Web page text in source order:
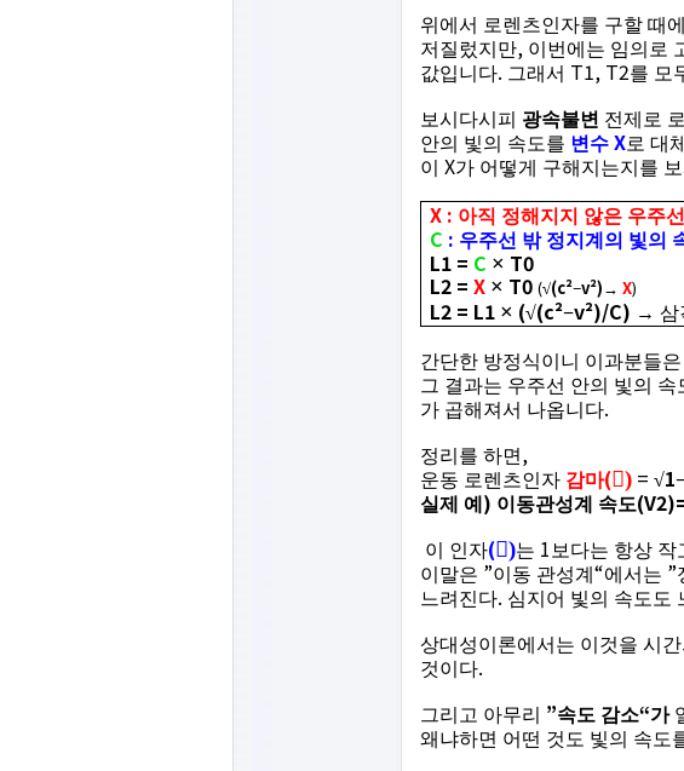
위에서 로렌츠인자를 구할 때
저질렀지만, 이번에는 임의로
값입니다. 그래서 T1, T2를 모
보시다시피 광속불변 전제로
안의 빛의 속도를 변수 X로 대
이 X가 어떻게 구해지는지를
X : 아직 정해지지 않은 우주
C : 우주선 밖 정지계의 빛의
L1 = C × T0
L2 = X × T0 (√(c²−v²) → X)
L2 = L1 × (√(c²−v²)/C) → 삼
간단한 방정식이니 이과분들
그 결과는 우주선 안의 빛의 속
가 곱해져서 나옵니다.
정리를 하면 ,
운동 로렌츠인자 감마() = √1
실제 예 ) 이동관성계 속도
이 인자()는 1 보다는 항상 작
이말은 ”이동 관성계 “에서는 ”
느려진다. 심지어 빛의 속도도
상대성이론에서는 이것을 시
것이다.
그리고 아무리 ”속도 감소“가
왜냐하면 어떤 것도 빛의 속도